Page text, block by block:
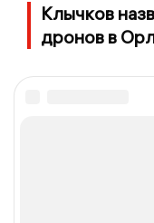
Клычков
дронов в